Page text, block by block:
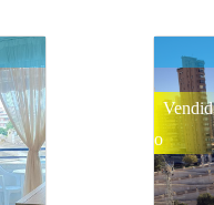
Vendid
o